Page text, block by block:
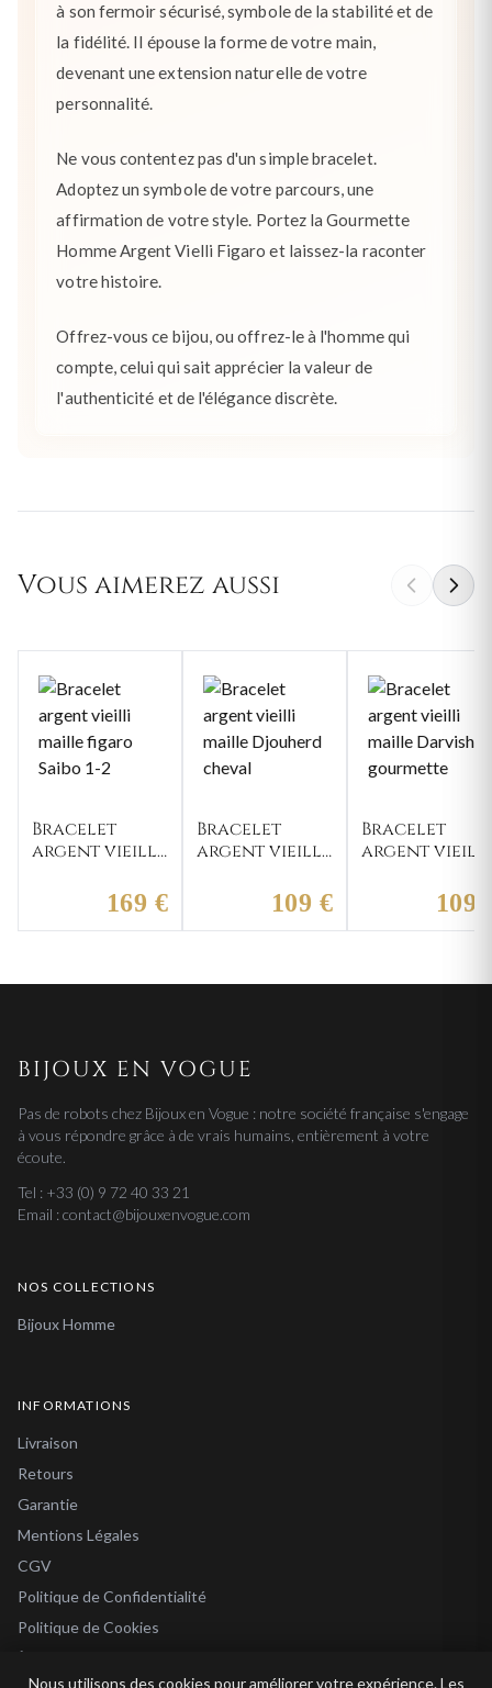
à son fermoir sécurisé, symbole de la stabilité et de
la fidélité. Il épouse la forme de votre main,
devenant une extension naturelle de votre
personnalité.
Ne vous contentez pas d'un simple bracelet.
Adoptez un symbole de votre parcours, une
affirmation de votre style. Portez la Gourmette
Homme Argent Vielli Figaro et laissez-la raconter
votre histoire.
Offrez-vous ce bijou, ou offrez-le à l'homme qui
compte, celui qui sait apprécier la valeur de
l'authenticité et de l'élégance discrète.
Vous aimerez aussi
Bracelet
argent vieilli
169 €
Bracelet
argent vieilli
Djouherd109 €
Bracelet
argent vieilli
gourmette
109
BIJOUX EN VOGUE
Pas de robots chez Bijoux en Vogue : notre société française s'engage
à vous répondre grâce à de vrais humains, entièrement à votre
écoute.
Tel : +33 (0) 9 72 40 33 21
Email : contact@bijouxenvogue.com
NOS COLLECTIONS
Bijoux Homme
INFORMATIONS
Livraison
Retours
Garantie
Mentions Légales
CGV
Politique de Confidentialité
Politique de Cookies
À Propos
Nous utilisons des cookies pour améliorer votre expérience. Les